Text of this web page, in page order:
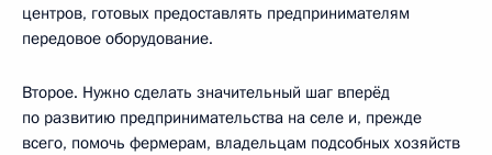
центров, готовых предоставлять предпринимателям
передовое оборудование.
Второе. Нужно сделать значительный шаг вперёд
по развитию предпринимательства на селе и, прежде
всего, помочь фермерам, владельцам подсобных хозяйств